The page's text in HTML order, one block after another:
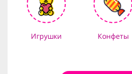
Игрушки Конфеты